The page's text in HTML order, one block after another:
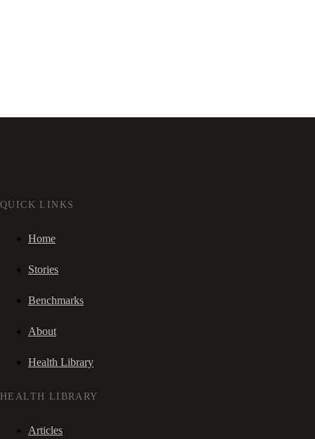
QUICK LINKS
Home
Stories
Benchmarks
About
Health Library
HEALTH LIBRARY
Articles